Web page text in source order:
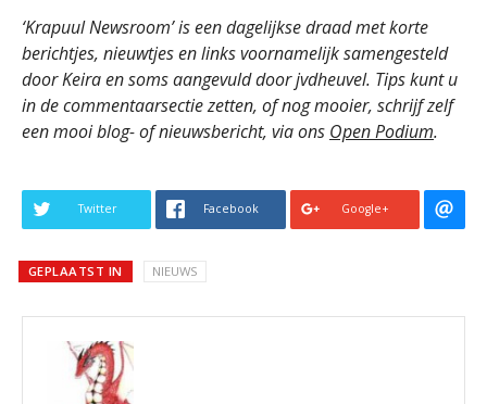
‘Krapuul Newsroom’ is een dagelijkse draad met korte
berichtjes, nieuwtjes en links voornamelijk samengesteld
door Keira en soms aangevuld door jvdheuvel. Tips kunt u
in de commentaarsectie zetten, of nog mooier, schrijf zelf
een mooi blog- of nieuwsbericht, via ons Open Podium.
Twitter Facebook Google+
GEPLAATST IN NIEUWS